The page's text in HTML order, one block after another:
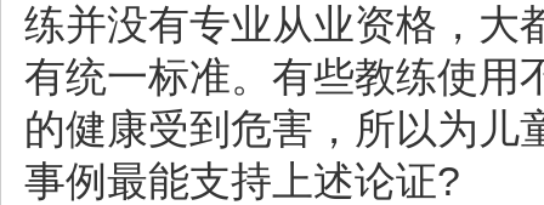
练并没有专业从业资格，大
有统一标准。有些教练使用
的健康受到危害，所以为儿
事例最能支持上述论证?